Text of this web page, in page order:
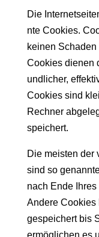
Die
nte Cook­ies.
keinen
Cook­ies dienen
undlich­er,
Cook­ies sind
Rech­n­er
speichert.
Die meis­ten der
sind so
nach Ende
Andere Cook­ies
gespe­ichert bis
ermöglichen es